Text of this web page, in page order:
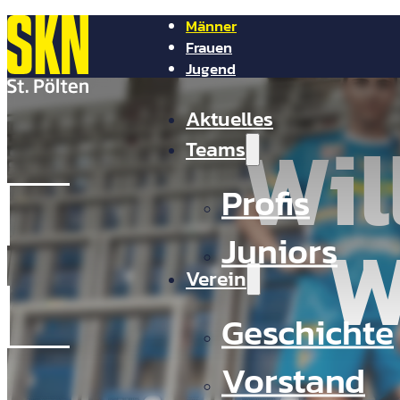
Männer
Frauen
Jugend
NV Arena
Kontakt
Shop Tickets
Aktuelles
Teams
Profis
Juniors
Verein
Geschichte
Vorstand